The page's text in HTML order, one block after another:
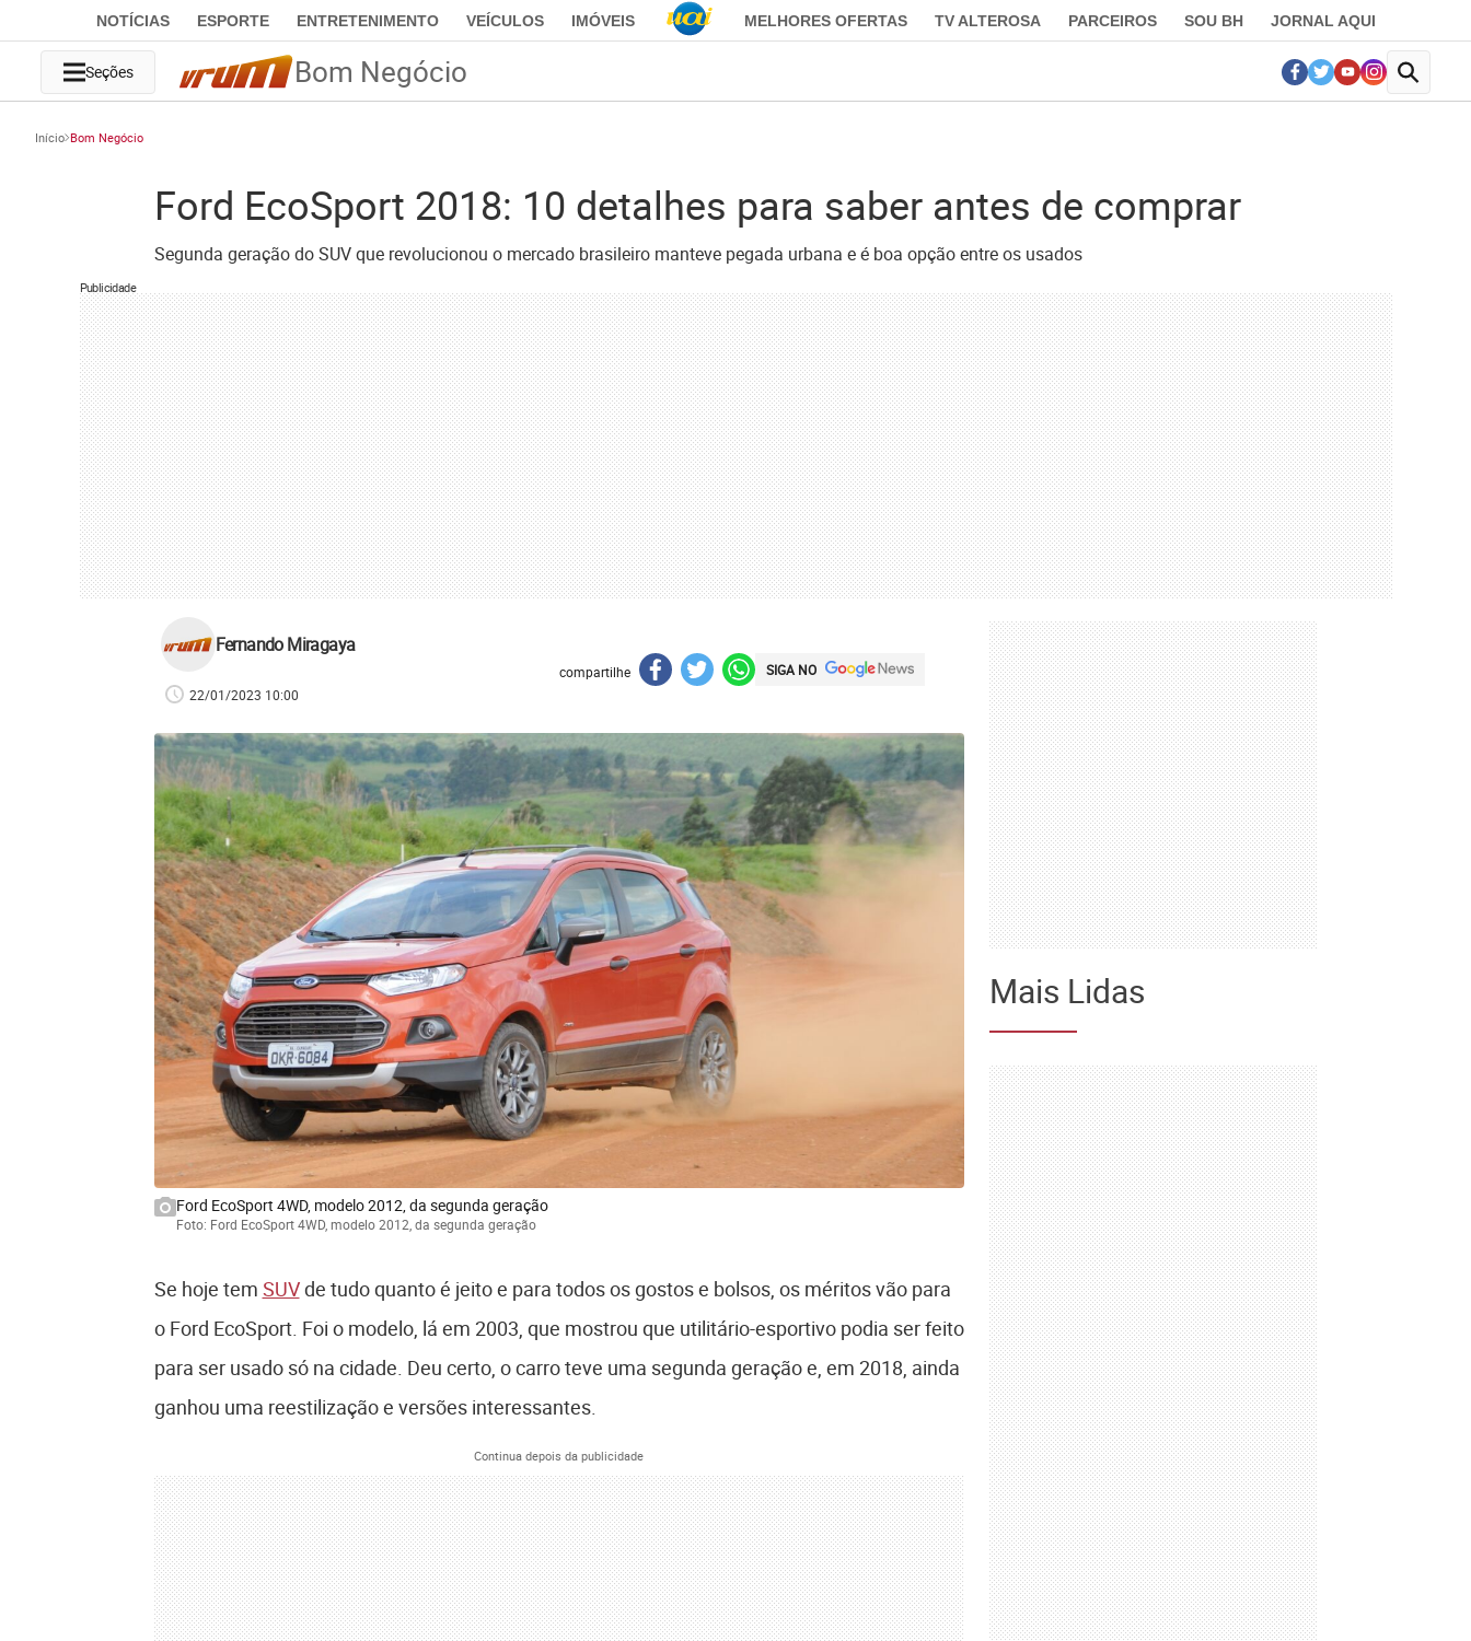
NOTÍCIAS ESPORTE ENTRETENIMENTO VEÍCULOS IMÓVEIS MELHORES OFERTAS TV ALTEROSA PARCEIROS SOU BH JORNAL AQUI
Seções Bom Negócio
Início Bom Negócio
Ford EcoSport 2018: 10 detalhes para saber antes de comprar
Segunda geração do SUV que revolucionou o mercado brasileiro manteve pegada urbana e é boa opção entre os usados
Publicidade
Fernando Miragaya
22/01/2023 10:00
compartilhe SIGA NO
Ford EcoSport 4WD, modelo 2012, da segunda geração
Foto: Ford EcoSport 4WD, modelo 2012, da segunda geração
Se hoje tem SUVde tudo quanto é jeito e para todos os gostos e bolsos, os méritos vão para
o Ford EcoSport. Foi o modelo, lá em 2003, que mostrou que utilitário-esportivo podia ser feito
para ser usado só na cidade. Deu certo, o carro teve uma segunda geração e, em 2018, ainda
ganhou uma reestilização e versões interessantes.
Continua depois da publicidade
Mais Lidas